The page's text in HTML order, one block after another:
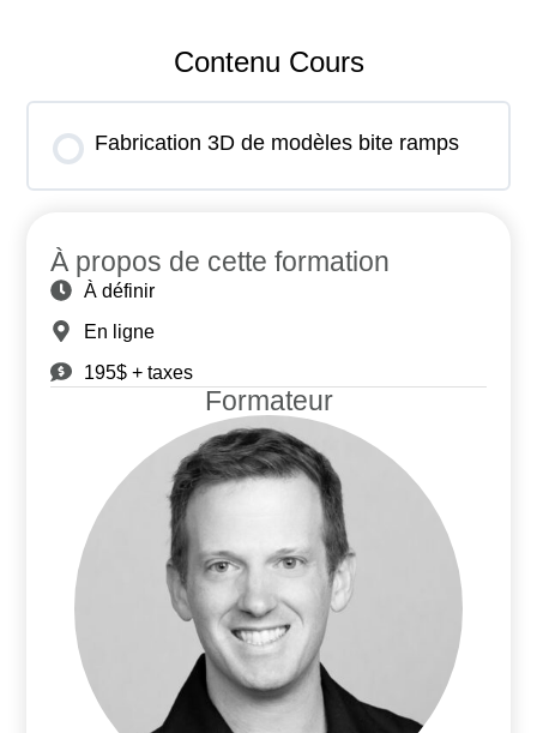
Contenu Cours
Fabrication 3D de modèles bite ramps
À propos de cette formation
À définir
En ligne
195$ + taxes
Formateur